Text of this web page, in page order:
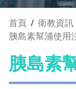
首頁 / 衛教資訊
胰島素幫浦使用
胰島素